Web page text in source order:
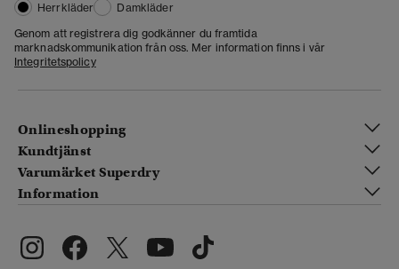
Herrkläder
Damkläder
Genom att registrera dig godkänner du framtida
marknadskommunikation från oss. Mer information finns i vår
Integritetspolicy
Onlineshopping
Kundtjänst
Varumärket Superdry
Information